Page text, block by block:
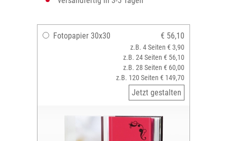
Fotopapier 30x30 € 56,10
z.B. 4 Seiten € 3,90
z.B. 24 Seiten € 56,10
z.B. 28 Seiten € 60,00
z.B. 120 Seiten € 149,70
Jetzt gestalten